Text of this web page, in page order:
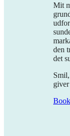
Mit
den
det